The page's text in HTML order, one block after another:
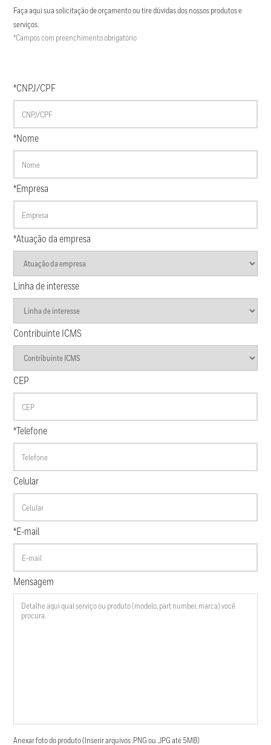
Faça aqui sua solicitação de orçamento ou tire dúvidas dos nossos produtos e
serviços.
*Campos com preenchimento obrigatório
*CNPJ/CPF
*Nome
*Empresa
*Atuação da empresa
Linha de interesse
Contribuinte ICMS
CEP
*Telefone
Celular
*E-mail
Mensagem
Anexar foto do produto (Inserir arquivos .PNG ou .JPG até 5MB)